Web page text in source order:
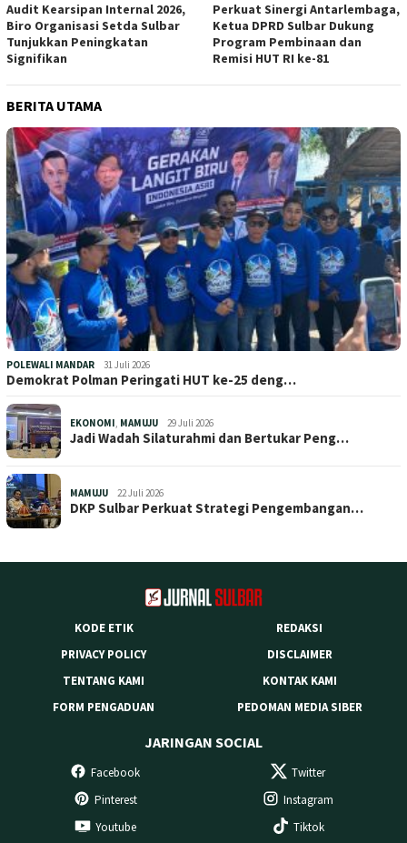
Audit Kearsipan Internal 2026,
Biro Organisasi Setda Sulbar
Tunjukkan Peningkatan
Signifikan
Perkuat Sinergi Antarlembaga,
Ketua DPRD Sulbar Dukung
Program Pembinaan dan
Remisi HUT RI ke-81
BERITA UTAMA
POLEWALI MANDAR 31 Juli 2026
Demokrat Polman Peringati HUT ke-25 deng…
EKONOMI, MAMUJU 29 Juli 2026
Jadi Wadah Silaturahmi dan Bertukar Peng…
MAMUJU 22 Juli 2026
DKP Sulbar Perkuat Strategi Pengembangan…
KODE ETIK
REDAKSI
PRIVACY POLICY
DISCLAIMER
TENTANG KAMI
KONTAK KAMI
FORM PENGADUAN
PEDOMAN MEDIA SIBER
JARINGAN SOCIAL
Facebook
Twitter
Pinterest
Instagram
Youtube
Tiktok